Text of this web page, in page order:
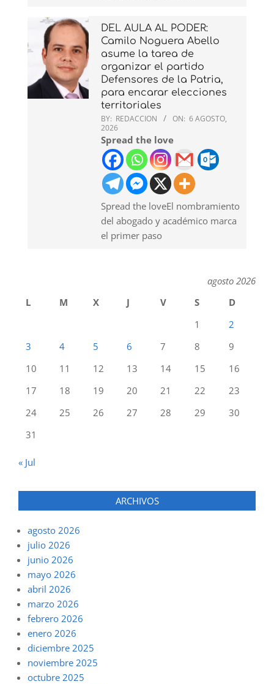
DEL AULA AL PODER:
Camilo Noguera Abello
asume la tarea de
organizar el partido
Defensores de la Patria,
para encarar elecciones
territoriales
BY: REDACCION ON: 6 AGOSTO,
2026
Spread the love
Spread the loveEl nombramiento
del abogado y académico marca
el primer paso
agosto 2026
L
M X J V S
D
1
2
3
4 5 6 7 8
9
10
11 12 13 14 15
16
17
18 19 20 21 22
23
24
25 26 27 28 29
30
31
« Jul
ARCHIVOS
agosto 2026
julio 2026
junio 2026
mayo 2026
abril 2026
marzo 2026
febrero 2026
enero 2026
diciembre 2025
noviembre 2025
octubre 2025